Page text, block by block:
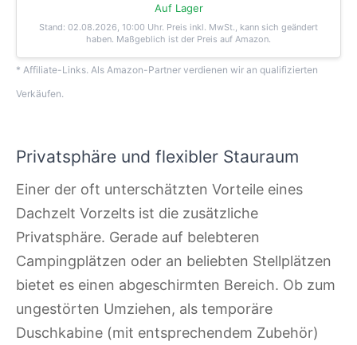
Auf Lager
Stand: 02.08.2026, 10:00 Uhr. Preis inkl. MwSt., kann sich geändert
haben. Maßgeblich ist der Preis auf Amazon.
* Affiliate-Links. Als Amazon-Partner verdienen wir an qualifizierten
Verkäufen.
Privatsphäre und flexibler Stauraum
Einer der oft unterschätzten Vorteile eines
Dachzelt Vorzelts ist die zusätzliche
Privatsphäre. Gerade auf belebteren
Campingplätzen oder an beliebten Stellplätzen
bietet es einen abgeschirmten Bereich. Ob zum
ungestörten Umziehen, als temporäre
Duschkabine (mit entsprechendem Zubehör)